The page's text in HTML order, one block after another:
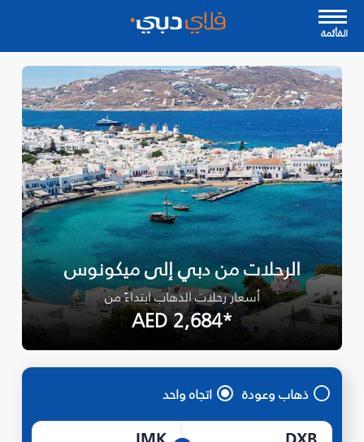
القأئمة
الرحلات من دبي إلى ميكونوس
أسعار رحلات الذهاب ابتداءً من
*AED 2,684
ذهاب وعودة اتجاه واحد